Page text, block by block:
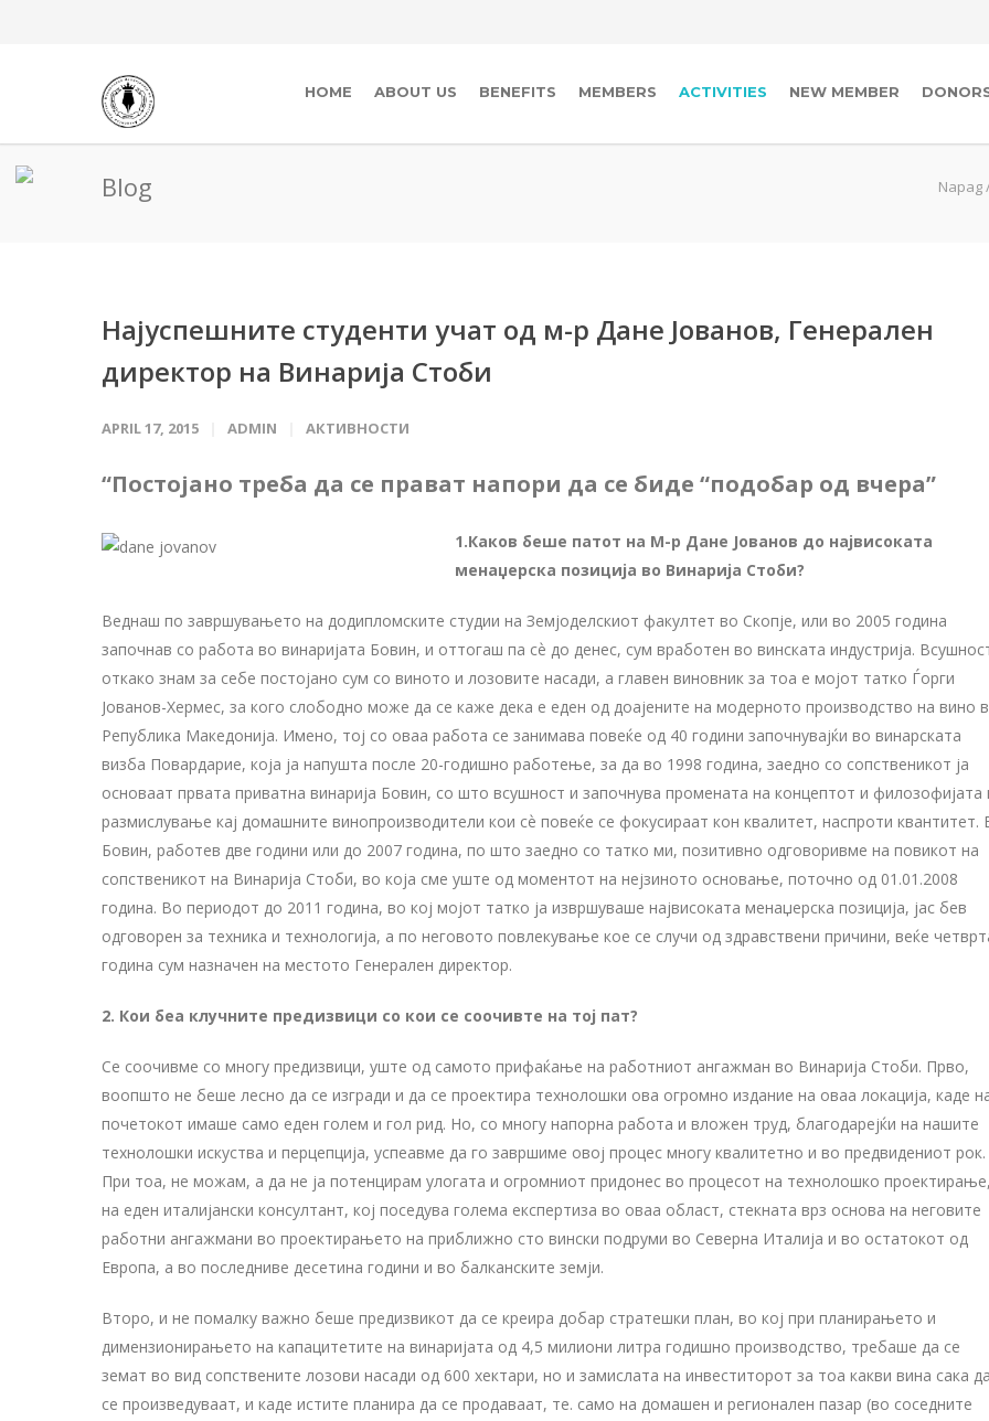
HOME ABOUT US BENEFITS MEMBERS ACTIVITIES NEW MEMBER
Blog Napag
Најуспешните студенти учат од м-р Дане Јованов, Генерален
директор на Винарија Стоби
APRIL 17, 2015 ADMIN АКТИВНОСТИ
“Постојано треба да се прават напори да се биде “подобар од вчера”
1.Каков беше патот на М-р Дане Јованов до највисоката
менаџерска позиција во Винарија Стоби?
Веднаш по завршувањето на додипломските студии на Земјоделскиот факултет во Скопје, или во 2005 година
започнав со работа во винаријата Бовин, и оттогаш па сѐ до денес, сум вработен во винската индустрија.
откако знам за себе постојано сум со виното и лозовите насади, а главен виновник за тоа е мојот татко Ѓорги
Јованов-Хермес, за кого слободно може да се каже дека е еден од доајените на модерното производство на вино
Република Македонија. Имено, тој со оваа работа се занимава повеќе од 40 години започнувајќи во винарската
визба Повардарие, која ја напушта после 20-годишно работење, за да во 1998 година, заедно со сопственикот ја
основаат првата приватна винарија Бовин, со што всушност и започнува промената на концептот и филозофијата
размислување кај домашните винопроизводители кои сѐ повеќе се фокусираат кон квалитет, наспроти квантитет.
Бовин, работев две години или до 2007 година, по што заедно со татко ми, позитивно одговоривме на повикот на
сопственикот на Винарија Стоби, во која сме уште од моментот на нејзиното основање, поточно од 01.01.2008
година. Во периодот до 2011 година, во кој мојот татко ја извршуваше највисоката менаџерска позиција, јас бев
одговорен за техника и технологија, а по неговото повлекување кое се случи од здравствени причини, веќе
година сум назначен на местото Генерален директор.
2. Кои беа клучните предизвици со кои се соочивте на тој пат?
Се соочивме со многу предизвици, уште од самото прифаќање на работниот ангажман во Винарија Стоби. Прво,
воопшто не беше лесно да се изгради и да се проектира технолошки ова огромно издание на оваа локација, каде
почетокот имаше само еден голем и гол рид. Но, со многу напорна работа и вложен труд, благодарејќи на нашите
технолошки искуства и перцепција, успеавме да го завршиме овој процес многу квалитетно и во предвидениот рок.
При тоа, не можам, а да не ја потенцирам улогата и огромниот придонес во процесот на технолошко проектирање,
на еден италијански консултант, кој поседува голема експертиза во оваа област, стекната врз основа на неговите
работни ангажмани во проектирањето на приближно сто вински подруми во Северна Италија и во остатокот од
Европа, а во последниве десетина години и во балканските земји.
Второ, и не помалку важно беше предизвикот да се креира добар стратешки план, во кој при планирањето и
димензионирањето на капацитетите на винаријата од 4,5 милиони литра годишно производство, требаше да се
земат во вид сопствените лозови насади од 600 хектари, но и замислата на инвеститорот за тоа какви вина сака да
се произведуваат, и каде истите планира да се продаваат, те. само на домашен и регионален пазар (во соседните